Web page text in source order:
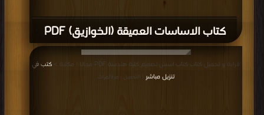
كتاب الاساسات العميقة (الخوازيق) PDF
قراءة و تحميل كتاب كتاب اسس تصميم كلية هندسة PDF مجانا | مكتبة >
كتب في
تنزيل مباشر | التحميل : مرة/مرات